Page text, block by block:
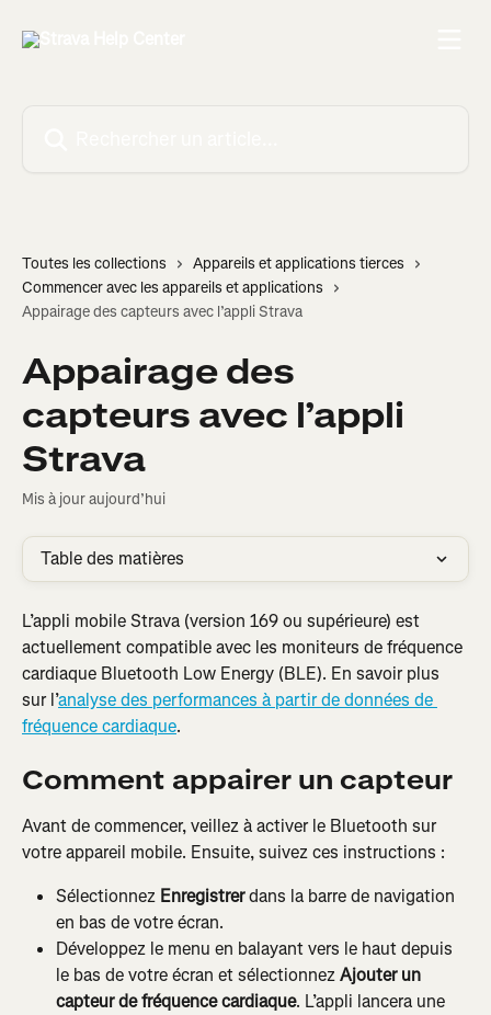
Toutes les collections
Appareils et applications tierces
Commencer avec les appareils et applications
Appairage des capteurs avec l’appli Strava
Appairage des
capteurs avec l’appli
Strava
Mis à jour aujourd’hui
Table des matières
L’appli mobile Strava (version 169 ou supérieure) est
actuellement compatible avec les moniteurs de fréquence
cardiaque Bluetooth Low Energy (BLE). En savoir plus
sur l’analyse des performances à partir de données de
fréquence cardiaque.
Comment appairer un capteur
Avant de commencer, veillez à activer le Bluetooth sur
votre appareil mobile. Ensuite, suivez ces instructions :
Sélectionnez Enregistrer dans la barre de navigation
en bas de votre écran.
Développez le menu en balayant vers le haut depuis
le bas de votre écran et sélectionnez Ajouter un
capteur de fréquence cardiaque. L’appli lancera une